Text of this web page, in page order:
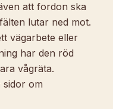
att fordon ska
lutar ned mot.
vägarbete eller
har den röd
vågräta.
sidor om